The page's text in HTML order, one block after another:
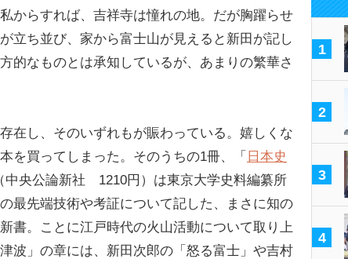
からすれば、吉祥寺は憧れの地。だが胸躍らせ
立ち並び、家から富士山が見えると新田が記し
的なものとは承知しているが、あまりの繁華さ
在し、そのいずれもが賑わっている。嬉しくな
を買ってしまった。そのうちの1冊、「 日本史
中央公論新社 1210円）は東京大学史料編纂所
最先端技術や考証について記した、まさに知の
書。ことに江戸時代の火山活動について取り上
波」の章には、新田次郎の「怒る富士」や吉村
1
2
3
4